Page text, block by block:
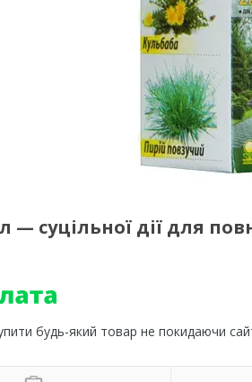
суцільної дії для
будь-який товар не покидаючи